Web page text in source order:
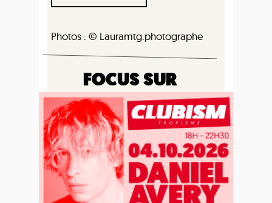
Photos : © Lauramtg.photographe
FOCUS SUR